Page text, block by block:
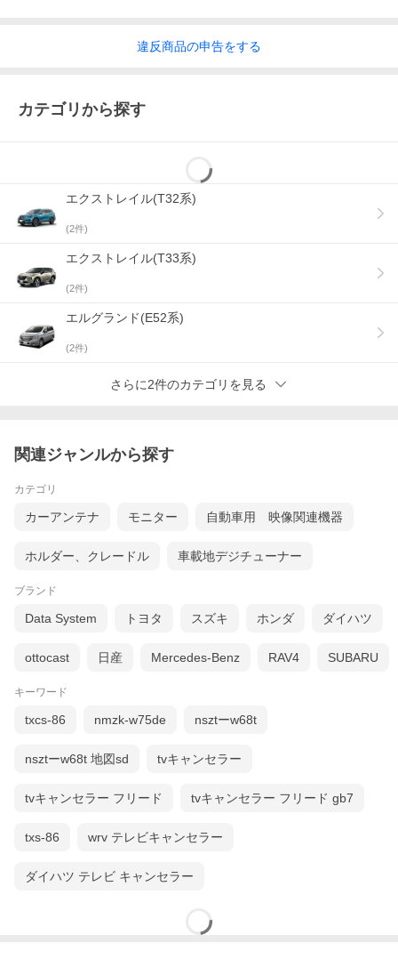
違反商品の申告をする
カテゴリから探す
エクストレイル(T32系)
(2件)
エクストレイル(T33系)
(2件)
エルグランド(E52系)
(2件)
さらに2件のカテゴリを見る
関連ジャンルから探す
カテゴリ
カーアンテナ モニター 自動車用 映像関連機器
ホルダー、クレードル 車載地デジチューナー
ブランド
Data System トヨタ スズキ ホンダ ダイハツ
ottocast 日産 Mercedes-Benz RAV4 SUBARU
キーワード
txcs-86 nmzk-w75de nsztーw68t
nsztーw68t 地図sd tvキャンセラー
tvキャンセラー フリード tvキャンセラー フリード gb7
txs-86 wrv テレビキャンセラー
ダイハツ テレビ キャンセラー